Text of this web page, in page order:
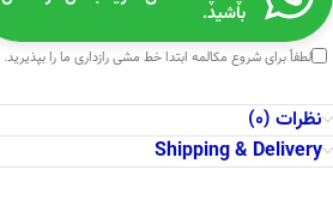
باشید.
لطفاً برای شروع مکالمه ابتداخط مشی رازداری ما را بپذیرید.
نظرات (0)
Shipping & Delivery